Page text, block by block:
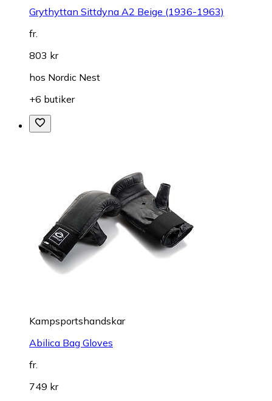
Grythyttan Sittdyna A2 Beige (1936-1963)
fr.
803 kr
hos Nordic Nest
+6 butiker
Kampsportshandskar
Abilica Bag Gloves
fr.
749 kr